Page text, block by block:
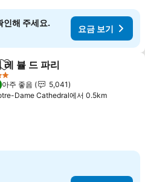
인해 주세요.
요금 보기
즐겨찾기에 추가
레 뷸 드 파리
아주 좋음
5,041
Dame Cathedral에서 0.5km